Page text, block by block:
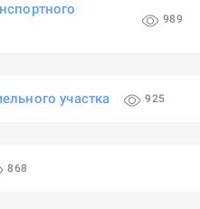
989
участка 925
868